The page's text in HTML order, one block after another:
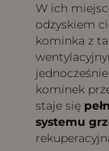
W ich
odzyskiem
kominka z
kominek
staje się
systemu